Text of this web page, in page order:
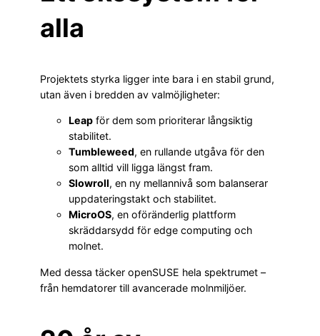
alla
Projektets styrka ligger inte bara i en stabil grund,
utan även i bredden av valmöjligheter:
Leap för dem som prioriterar långsiktig
stabilitet.
Tumbleweed, en rullande utgåva för den
som alltid vill ligga längst fram.
Slowroll, en ny mellannivå som balanserar
uppdateringstakt och stabilitet.
MicroOS, en oföränderlig plattform
skräddarsydd för edge computing och
molnet.
Med dessa täcker openSUSE hela spektrumet –
från hemdatorer till avancerade molnmiljöer.